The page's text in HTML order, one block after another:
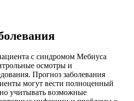
с синдромом Мебиуса
осмотры и
Прогноз заболевания
могут вести полноценный
учитывать возможные